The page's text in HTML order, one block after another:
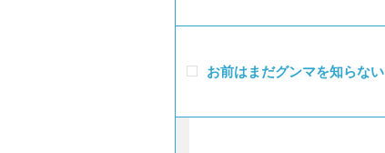
お前はまだグンマを知らない